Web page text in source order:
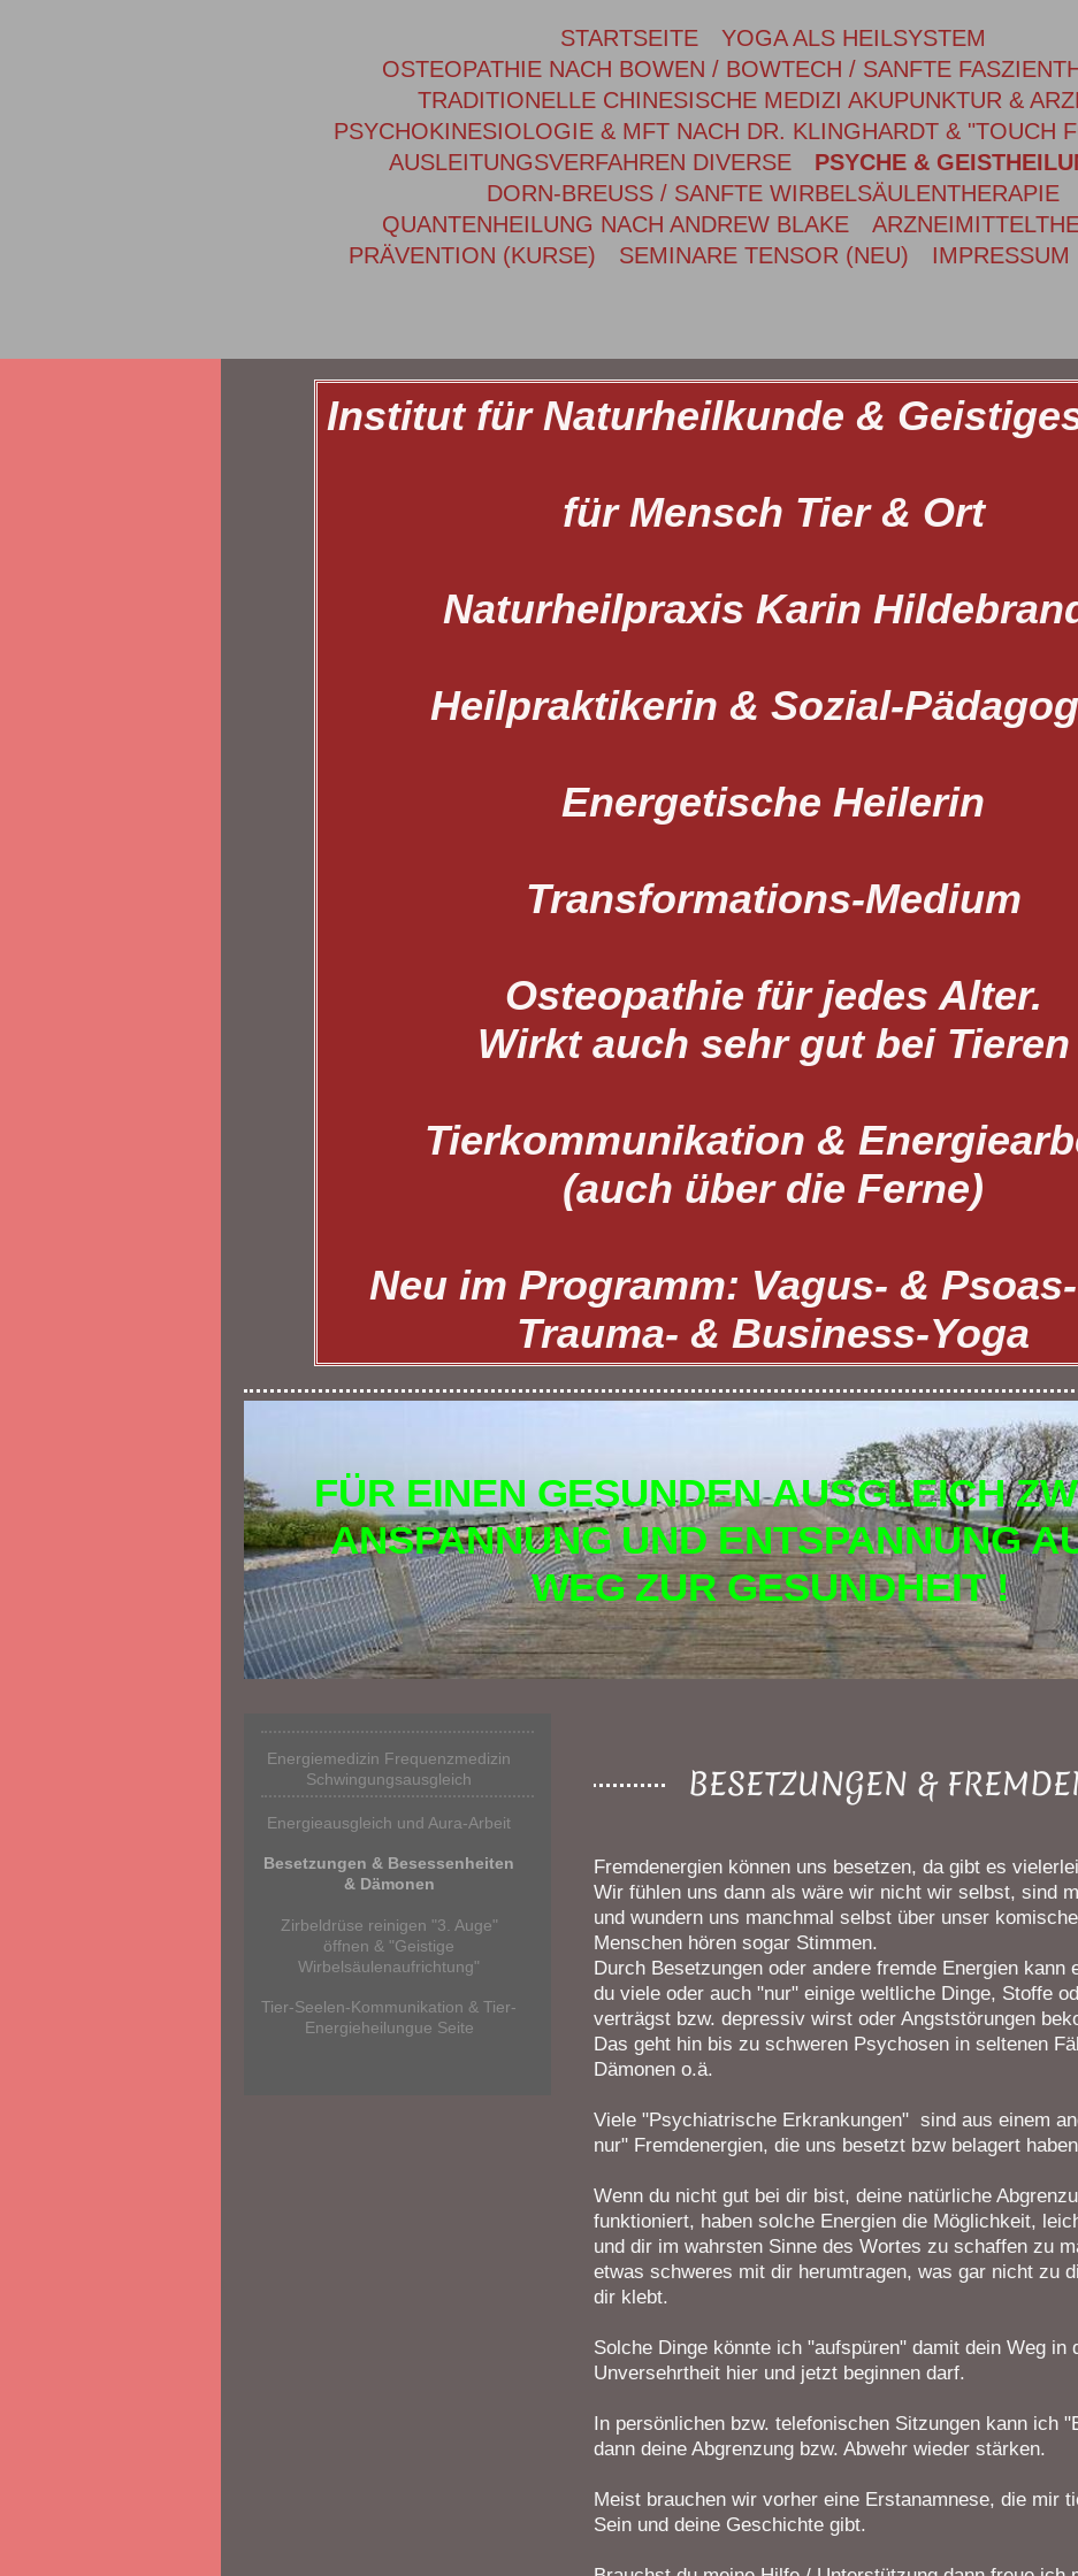
STARTSEITE
YOGA ALS HEILSYSTEM
OSTEOPATHIE NACH BOWEN / BOWTECH / SANFTE
TRADITIONELLE CHINESISCHE MEDIZI AKUPUNKTUR &
PSYCHOKINESIOLOGIE & MFT NACH DR. KLINGHARDT & "TOUCH
AUSLEITUNGSVERFAHREN DIVERSE
PSYCHE &
DORN-BREUSS / SANFTE WIRBELSÄULENTHERAPIE
QUANTENHEILUNG NACH ANDREW BLAKE
PRÄVENTION (KURSE)
SEMINARE TENSOR (NEU) IMPRESSUM
Institut für Naturheilkunde &
für Mensch Tier & Ort
Naturheilpraxis Karin
Heilpraktikerin & Sozial-
Energetische Heilerin
Transformations-Medium
Osteopathie für jedes Alter.
Wirkt auch sehr gut bei Tieren
Tierkommunikation &
(auch über die Ferne)
Neu im Programm: Vagus- &
Trauma- & Business-Yoga
FÜR EINEN GESUNDEN AUSGLEICH
ANSPANNUNG UND ENTSPANNUNG
WEG ZUR GESUNDHEIT !
BESETZUNGEN &
Fremdenergien können uns besetzen, da gibt es
Wir fühlen uns dann als wäre wir nicht wir selbst, sind
und wundern uns manchmal selbst über unser
Menschen hören sogar Stimmen.
Durch Besetzungen oder andere fremde Energien kann
du viele oder auch "nur" einige weltliche Dinge, Stoffe
verträgst bzw. depressiv wirst oder Angststörungen
Das geht hin bis zu schweren Psychosen in seltenen
Dämonen o.ä.
Viele "Psychiatrische Erkrankungen" sind aus einem
nur" Fremdenergien, die uns besetzt bzw belagert
Wenn du nicht gut bei dir bist, deine natürliche
funktioniert, haben solche Energien die Möglichkeit,
und dir im wahrsten Sinne des Wortes zu schaffen zu
etwas schweres mit dir herumtragen, was gar nicht zu
dir klebt.
Solche Dinge könnte ich "aufspüren" damit dein Weg in
Unversehrtheit hier und jetzt beginnen darf.
In persönlichen bzw. telefonischen Sitzungen kann ich
dann deine Abgrenzung bzw. Abwehr wieder stärken.
Meist brauchen wir vorher eine Erstanamnese, die mir
Sein und deine Geschichte gibt.
Energiemedizin Frequenzmedizin
Schwingungsausgleich
Energieausgleich und Aura-Arbeit
Besetzungen & Besessenheiten
& Dämonen
Zirbeldrüse reinigen "3. Auge"
öffnen & "Geistige
Wirbelsäulenaufrichtung"
Tier-Seelen-Kommunikation & Tier-
Energieheilungue Seite